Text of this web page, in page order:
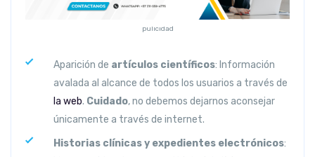
pulicidad
Aparición de artículos científicos: Información
avalada al alcance de todos los usuarios a través de
la web. Cuidado, no debemos dejarnos aconsejar
únicamente a través de internet.
Historias clínicas y expedientes electrónicos: